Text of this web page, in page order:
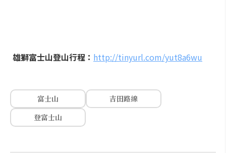
雄獅富士山登山行程： http://tinyurl.com/yut8a6wu
富士山
吉田路線
登富士山